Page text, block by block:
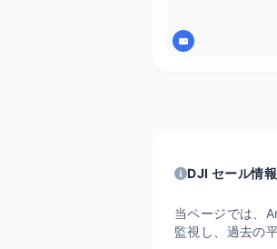
DJI セール情
当ページでは、
監視し、過去の